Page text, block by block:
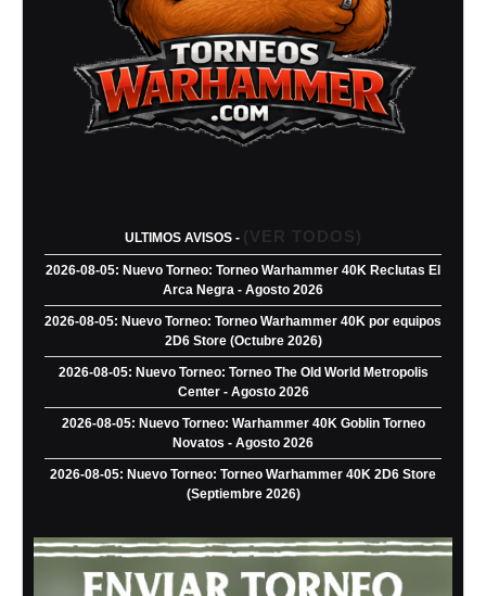
ULTIMOS AVISOS - (VER TODOS)
2026-08-05: Nuevo Torneo: Torneo Warhammer 40K Reclutas El
Arca Negra - Agosto 2026
2026-08-05: Nuevo Torneo: Torneo Warhammer 40K por equipos
2D6 Store (Octubre 2026)
2026-08-05: Nuevo Torneo: Torneo The Old World Metropolis
Center - Agosto 2026
2026-08-05: Nuevo Torneo: Warhammer 40K Goblin Torneo
Novatos - Agosto 2026
2026-08-05: Nuevo Torneo: Torneo Warhammer 40K 2D6 Store
(Septiembre 2026)